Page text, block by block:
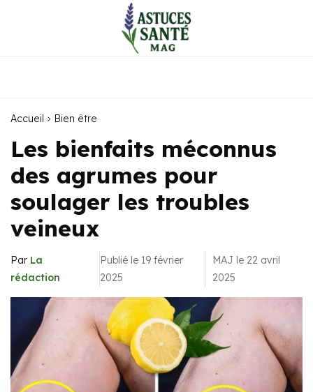
Accueil Bien être
Les bienfaits méconnus
des agrumes pour
soulager les troubles
veineux
Par La
rédaction
Publié le 19 février
2025
MAJ le 22 avril
2025